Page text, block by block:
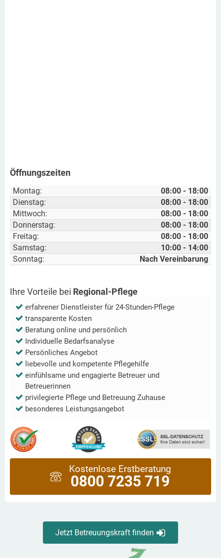
Öffnungszeiten
Montag:
08:00 - 18:00
Dienstag:
08:00 - 18:00
Mittwoch:
08:00 - 18:00
Donnerstag:
08:00 - 18:00
Freitag:
08:00 - 18:00
Samstag:
10:00 - 14:00
Sonntag:
Nach Vereinbarung
Ihre Vorteile bei Regional-Pflege
erfahrener Dienstleister für 24-Stunden-Pflege
transparente Kosten
Beratung online und persönlich
Individuelle Bedarfsanalyse
Persönliches Angebot
liebevolle und kompetente Pflegehilfe
einfühlsame und engagierte Betreuer und
Betreuerinnen
privilegierte Pflege und Betreuung Zuhause
besonderes Leistungsangebot
Kostenlose Erstberatung
0800 7235 719
Jetzt Betreuungskraft finden